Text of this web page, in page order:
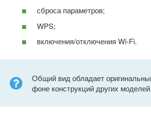
сброса параметров;
WPS;
включения/отключения Wi-Fi.
Общий вид обладает
фоне конструкций других